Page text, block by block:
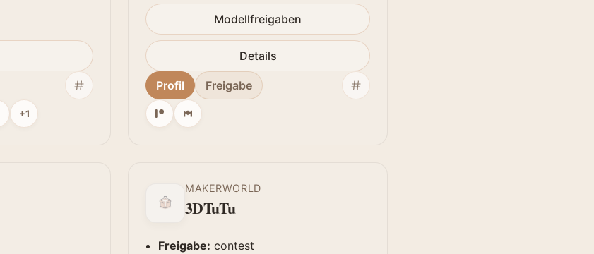
+1
Modellfreigaben
Details
Profil Freigabe
MAKERWORLD
3DTuTu
Freigabe: contest